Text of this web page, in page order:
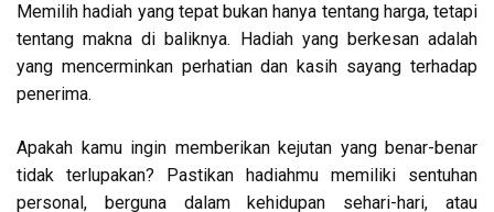
Memilih hadiah yang tepat bukan hanya tentang harga, tetapi
tentang makna di baliknya. Hadiah yang berkesan adalah
yang mencerminkan perhatian dan kasih sayang terhadap
penerima.
Apakah kamu ingin memberikan kejutan yang benar-benar
tidak terlupakan? Pastikan hadiahmu memiliki sentuhan
personal, berguna dalam kehidupan sehari-hari, atau